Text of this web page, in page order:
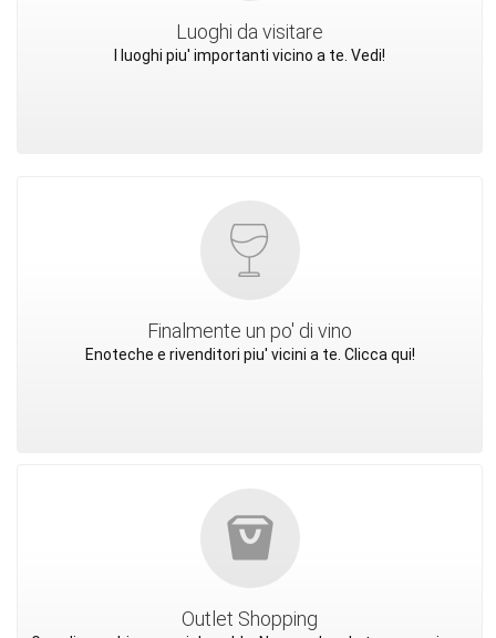
Luoghi da visitare
I luoghi piu' importanti vicino a te. Vedi!
Finalmente un po' di vino
Enoteche e rivenditori piu' vicini a te. Clicca qui!
Outlet Shopping